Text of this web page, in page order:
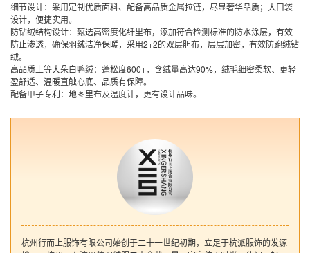
细节设计：采用定制优质面料、配备高品质金属拉链，尽显奢华品质；大口袋
设计，便捷实用。
防钻绒结构设计：甄选高密度化纤里布，添加符合检测标准的防水涂层，有效
防止渗透，确保羽绒洁净保暖，采用2+2的双层胆布，层层加密，有效防跑绒钻
绒。
高品质上等大朵白鸭绒：蓬松度600+，含绒量高达90%，绒毛细密柔软、更轻
盈舒适、温暖直触心底、品质有保障。
配备甲子专利：地图里布及温度计，更有设计品味。
杭州行而上服饰有限公司始创于二十一世纪初期，立足于杭派服饰的发源